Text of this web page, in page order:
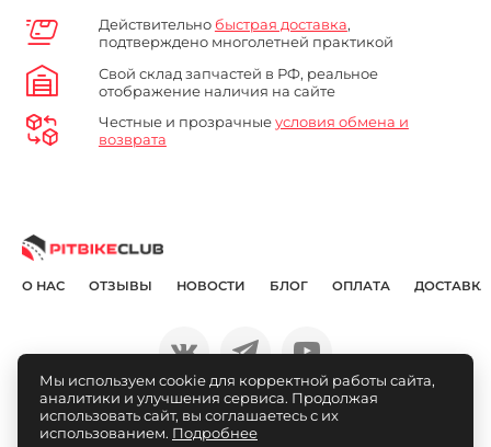
Действительно быстрая доставка,
подтверждено многолетней практикой
Свой склад запчастей в РФ, реальное
отображение наличия на сайте
Честные и прозрачныеусловия обмена и
возврата
О НАС ОТЗЫВЫ НОВОСТИ БЛОГ ОПЛАТА ДОСТАВКА
© Pitbikeclub.ru 2012-2026
Мы используем cookie для корректной работы сайта,
аналитики и улучшения сервиса. Продолжая
использовать сайт, вы соглашаетесь с их
использованием. Подробнее